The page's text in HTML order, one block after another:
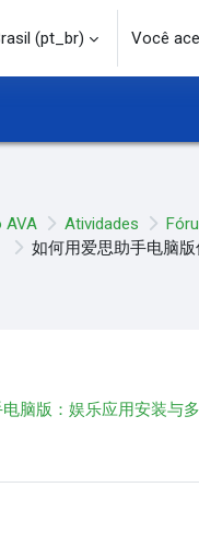
‎(pt_br)‎ Você
AVA Atividades
如何用爱思助手电脑
脑版：娱乐应用安装与